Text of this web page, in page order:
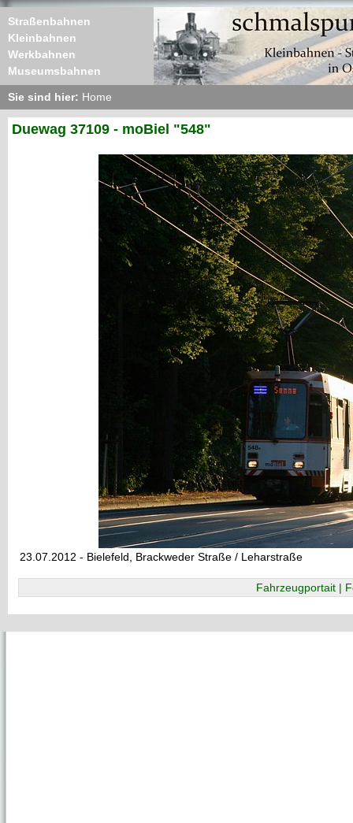
Straßenbahnen
Kleinbahnen
Werkbahnen
Museumsbahnen
Sie sind hier: Home
Duewag 37109 - moBiel "548"
23.07.2012 - Bielefeld, Brackweder Straße / Leharstraße
Fahrzeugportait |